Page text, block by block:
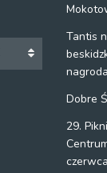
Tantis
Dobre
29.